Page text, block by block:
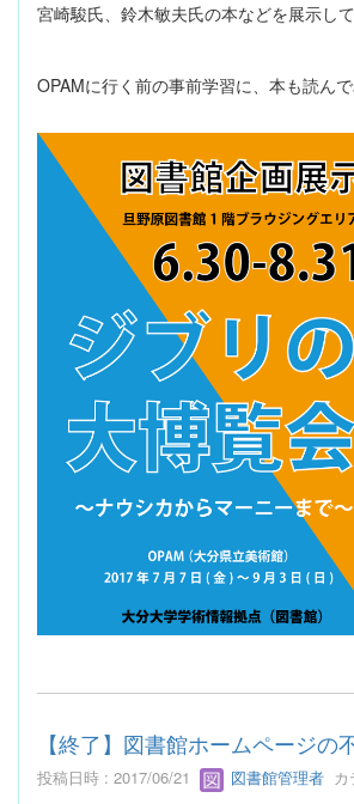
宮崎駿氏、鈴木敏夫氏の本などを展示して
OPAMに行く前の事前学習に、本も読ん
【終了】図書館ホームページの
投稿日時 : 2017/06/21 図書館管理者